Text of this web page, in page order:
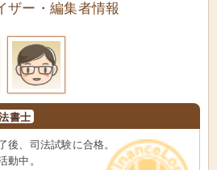
ザー・編集者情報
書士
後、司法試験に合格。
動中。